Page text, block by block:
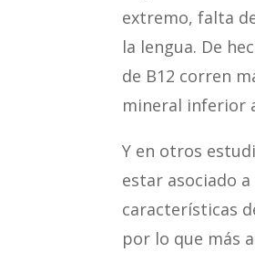
extremo, falta
la lengua. De
de B12 corren
mineral inferior
Y en otros
estar asociado
características
por lo que más